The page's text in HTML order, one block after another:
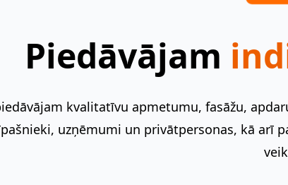
Piedāvājam
kvalitatīvu apmetumu, fasāžu,
uzņēmumi un privātpersonas, kā arī